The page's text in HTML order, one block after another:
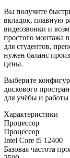
Вы получите
вкладок, плавную
видеозвонки и
простого монтажа
для студентов,
нужен баланс
цены.
Выберите
дискового
для учёбы и работы
Характеристики
Процессор
Процессор
Intel Core i5 12400
Базовая частота